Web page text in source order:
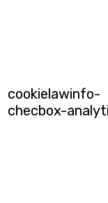
cookielawinfo-
checbox-